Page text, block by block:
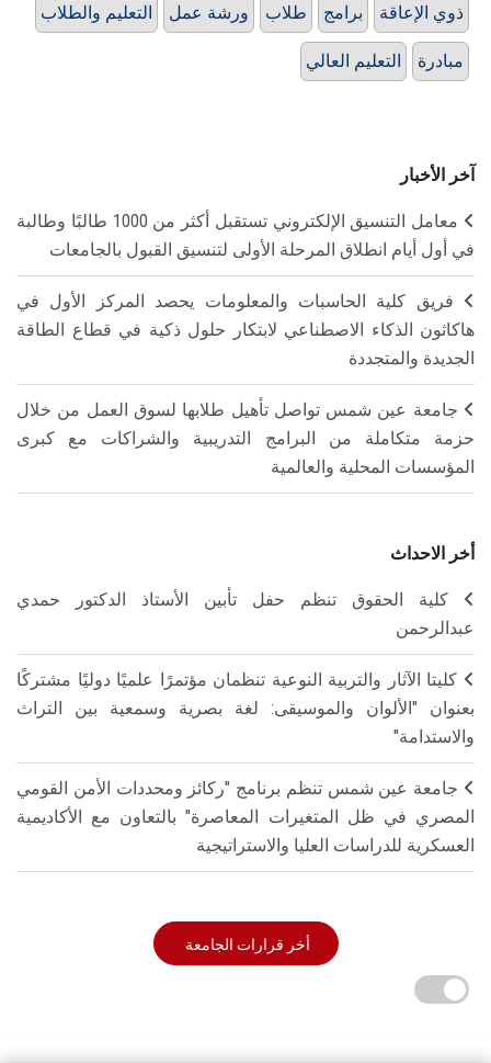
التعليم والطلاب ورشة عمل طلاب برامج ذوي الإعاقة
التعليم العالي مبادرة
آخر الأخبار
معامل التنسيق الإلكتروني تستقبل أكثر من 1000 طالبًا وطالبة
في أول أيام انطلاق المرحلة الأولى لتنسيق القبول بالجامعات
فريق كلية الحاسبات والمعلومات يحصد المركز الأول في
هاكاثون الذكاء الاصطناعي لابتكار حلول ذكية في قطاع الطاقة
الجديدة والمتجددة
جامعة عين شمس تواصل تأهيل طلابها لسوق العمل من خلال
حزمة متكاملة من البرامج التدريبية والشراكات مع كبرى
المؤسسات المحلية والعالمية
أخر الاحداث
كلية الحقوق تنظم حفل تأبين الأستاذ الدكتور حمدي
عبدالرحمن
كليتا الآثار والتربية النوعية تنظمان مؤتمرًا علميًا دوليًا مشتركًا
بعنوان "الألوان والموسيقى: لغة بصرية وسمعية بين التراث
والاستدامة"
جامعة عين شمس تنظم برنامج "ركائز ومحددات الأمن القومي
المصري في ظل المتغيرات المعاصرة" بالتعاون مع الأكاديمية
العسكرية للدراسات العليا والاستراتيجية
أخر قرارات الجامعة